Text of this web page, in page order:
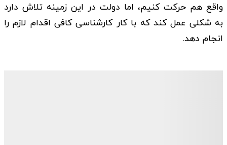
واقع هم حرکت کنیم، اما دولت در این زمینه تلاش دارد
به شکلی عمل کند که با کار کارشناسی کافی اقدام لازم را
انجام دهد.